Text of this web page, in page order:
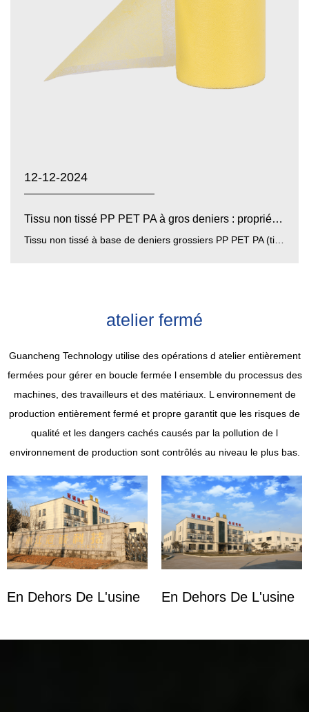
12-12-2024
Tissu non tissé PP PET PA à gros deniers : propriétés d...
atelier fermé
Guancheng Technology utilise des opérations d atelier entièrement
fermées pour gérer en boucle fermée l ensemble du processus des
machines, des travailleurs et des matériaux. L environnement de
production entièrement fermé et propre garantit que les risques de
qualité et les dangers cachés causés par la pollution de l
environnement de production sont contrôlés au niveau le plus bas.
En Dehors De L'usine En Dehors De L'usine